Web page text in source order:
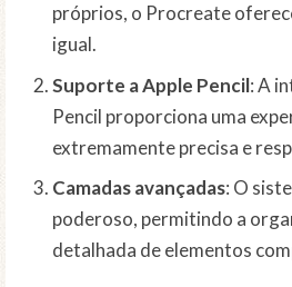
próprios, o Procreate
igual.
Suporte a Apple Pencil: A
Pencil proporciona uma
extremamente precisa e
Camadas avançadas: O
poderoso, permitindo a
detalhada de elementos